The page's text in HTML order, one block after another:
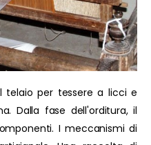
telaio per tessere a licci e
Dalla fase dell'orditura, il
I meccanismi di